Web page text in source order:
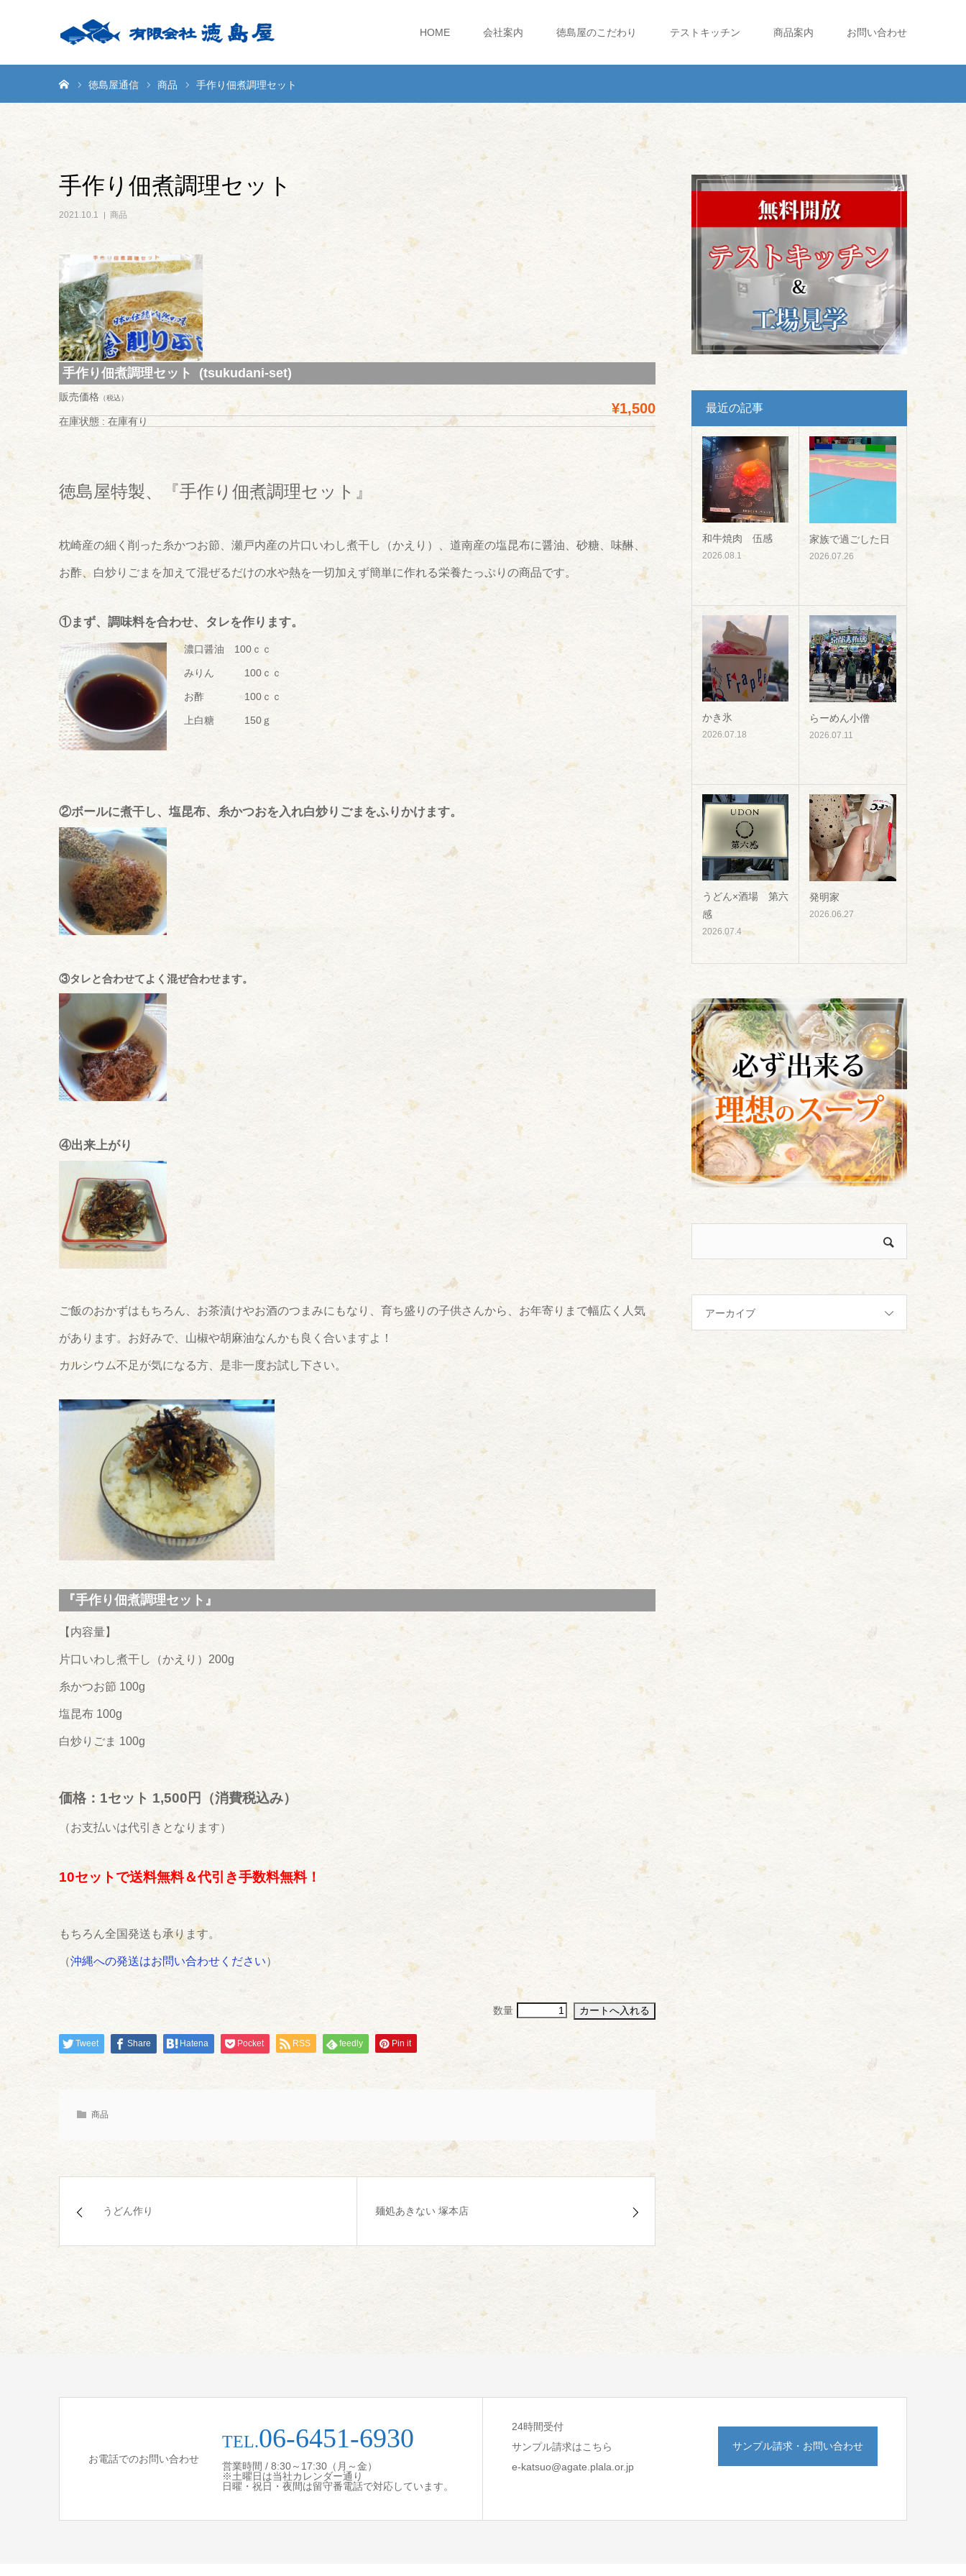
HOME 会社案内 徳島屋のこだわり テストキッチン 商品案内 お問い合わせ
徳島屋通信 商品 手作り佃煮調理セット
手作り佃煮調理セット
2021.10.1 商品
手作り佃煮調理セット (tsukudani-set)
販売価格 （税込）
¥1,500
在庫状態 : 在庫有り
徳島屋特製、『手作り佃煮調理セット』
枕崎産の細く削った糸かつお節、瀬戸内産の片口いわし煮干し（かえり）、道南産の塩昆布に醤油、砂糖、味醂、
お酢、白炒りごまを加えて混ぜるだけの水や熱を一切加えず簡単に作れる栄養たっぷりの商品です。
①まず、調味料を合わせ、タレを作ります。
濃口醤油 100ｃｃ
みりん 100ｃｃ
お酢 100ｃｃ
上白糖 150ｇ
②ボールに煮干し、塩昆布、糸かつおを入れ白炒りごまをふりかけます。
③タレと合わせてよく混ぜ合わせます。
④出来上がり
ご飯のおかずはもちろん、お茶漬けやお酒のつまみにもなり、育ち盛りの子供さんから、お年寄りまで幅広く人気
があります。お好みで、山椒や胡麻油なんかも良く合いますよ！
カルシウム不足が気になる方、是非一度お試し下さい。
『手作り佃煮調理セット』
【内容量】
片口いわし煮干し（かえり）200g
糸かつお節 100g
塩昆布 100g
白炒りごま 100g
価格：1セット 1,500円（消費税込み）
（お支払いは代引きとなります）
10セットで送料無料＆代引き手数料無料！
もちろん全国発送も承ります。
（沖縄への発送はお問い合わせください）
数量
Tweet Share Hatena Pocket RSS feedly Pin it
商品
うどん作り 麺処あきない 塚本店
最近の記事
和牛焼肉 伍感
2026.08.1
家族で過ごした日
2026.07.26
かき氷
2026.07.18
らーめん小僧
2026.07.11
うどん×酒場 第六
感
2026.07.4
発明家
2026.06.27
アーカイブ
お電話でのお問い合わせ
TEL.06-6451-6930
営業時間 / 8:30～17:30（月～金）
※土曜日は当社カレンダー通り
日曜・祝日・夜間は留守番電話で対応しています。
24時間受付
サンプル請求はこちら
e-katsuo@agate.plala.or.jp
サンプル請求・お問い合わせ